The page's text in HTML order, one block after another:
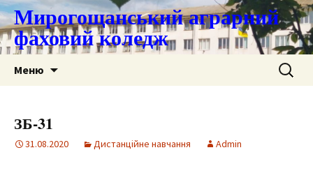
Мирогощанський аграрний
фаховий коледж
Меню Пошук:
ЗБ-31
31.08.2020 Дистанційне навчання Admin